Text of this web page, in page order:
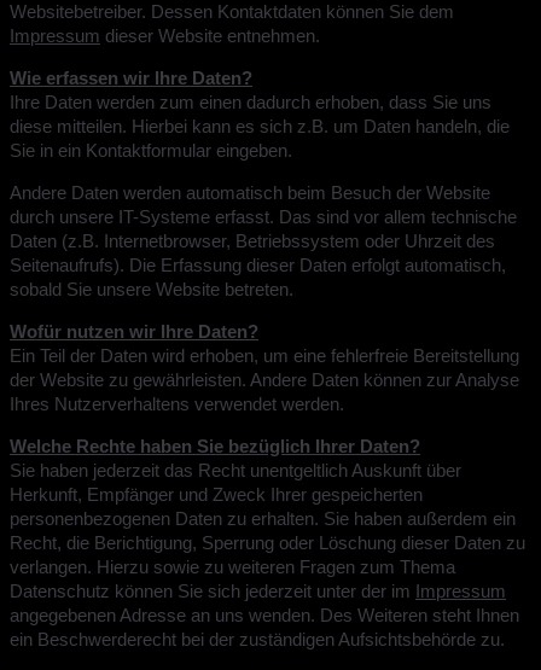
Websitebetreiber. Dessen Kontaktdaten können Sie dem
Impressum dieser Website entnehmen.
Wie erfassen wir Ihre Daten?
Ihre Daten werden zum einen dadurch erhoben, dass Sie uns
diese mitteilen. Hierbei kann es sich z.B. um Daten handeln, die
Sie in ein Kontaktformular eingeben.
Andere Daten werden automatisch beim Besuch der Website
durch unsere IT-Systeme erfasst. Das sind vor allem technische
Daten (z.B. Internetbrowser, Betriebssystem oder Uhrzeit des
Seitenaufrufs). Die Erfassung dieser Daten erfolgt automatisch,
sobald Sie unsere Website betreten.
Wofür nutzen wir Ihre Daten?
Ein Teil der Daten wird erhoben, um eine fehlerfreie Bereitstellung
der Website zu gewährleisten. Andere Daten können zur Analyse
Ihres Nutzerverhaltens verwendet werden.
Welche Rechte haben Sie bezüglich Ihrer Daten?
Sie haben jederzeit das Recht unentgeltlich Auskunft über
Herkunft, Empfänger und Zweck Ihrer gespeicherten
personenbezogenen Daten zu erhalten. Sie haben außerdem ein
Recht, die Berichtigung, Sperrung oder Löschung dieser Daten zu
verlangen. Hierzu sowie zu weiteren Fragen zum Thema
Datenschutz können Sie sich jederzeit unter der im Impressum
angegebenen Adresse an uns wenden. Des Weiteren steht Ihnen
ein Beschwerderecht bei der zuständigen Aufsichtsbehörde zu.